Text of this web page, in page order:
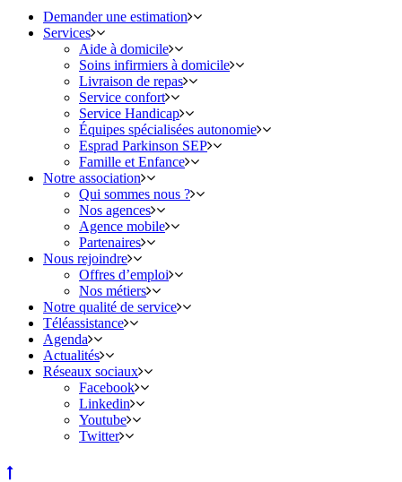
Demander une estimation
Services
Aide à domicile
Soins infirmiers à domicile
Livraison de repas
Service confort
Service Handicap
Équipes spécialisées autonomie
Esprad Parkinson SEP
Famille et Enfance
Notre association
Qui sommes nous ?
Nos agences
Agence mobile
Partenaires
Nous rejoindre
Offres d’emploi
Nos métiers
Notre qualité de service
Téléassistance
Agenda
Actualités
Réseaux sociaux
Facebook
Linkedin
Youtube
Twitter